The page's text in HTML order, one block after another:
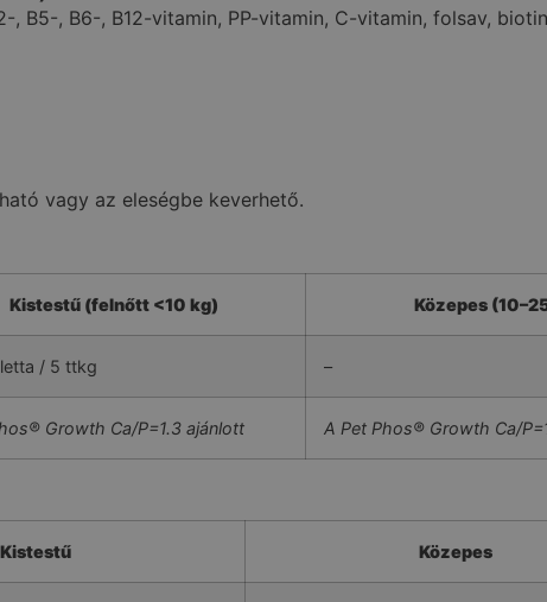
, B5-, B6-, B12-vitamin, PP-vitamin, C-vitamin, folsav,
vagy az eleségbe keverhető.
Kistestű (felnőtt <10 kg) Közepes
/ 5 ttkg –
Growth Ca/P=1.3 ajánlott A Pet Phos® Growth Ca/
Kistestű Közepes